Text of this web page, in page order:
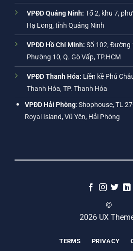
VPĐD Quảng Ninh: Tổ 2, khu 7,
Hạ Long, tỉnh Quảng Ninh
VPĐD Hồ Chí Minh: Số 102, Đường
Phường 10, Q. Gò Vấp, TP.HCM
VPĐD Thanh Hóa: Liền kề Phú
Thanh Hóa, TP. Thanh Hóa
VPĐD Hải Phòng: Shophouse, TL
Royal Island, Vũ Yên, Hải Phòng
©
2026 UX
TERMS PRIVACY